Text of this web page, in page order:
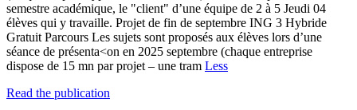
semestre académique, le "client" d’une équipe de 2 à 5 Jeudi 04
élèves qui y travaille. Projet de fin de septembre ING 3 Hybride
Gratuit Parcours Les sujets sont proposés aux élèves lors d’une
séance de présenta<on en 2025 septembre (chaque entreprise
dispose de 15 mn par projet – une tram Less
Read the publication